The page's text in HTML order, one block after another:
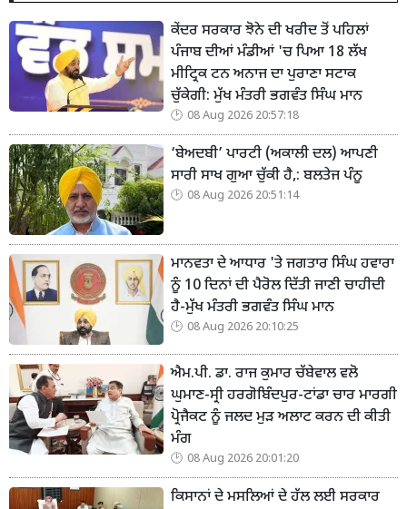
ਕੇਂਦਰ ਸਰਕਾਰ ਝੋਨੇ ਦੀ ਖਰੀਦ ਤੋਂ ਪਹਿਲਾਂ
ਪੰਜਾਬ ਦੀਆਂ ਮੰਡੀਆਂ 'ਚ ਪਿਆ 18 ਲੱਖ
ਮੀਟ੍ਰਿਕ ਟਨ ਅਨਾਜ ਦਾ ਪੁਰਾਣਾ ਸਟਾਕ
ਚੁੱਕੇਗੀ: ਮੁੱਖ ਮੰਤਰੀ ਭਗਵੰਤ ਸਿੰਘ ਮਾਨ
08 Aug 2026 20:57:18
‘ਬੇਅਦਬੀ’ ਪਾਰਟੀ (ਅਕਾਲੀ ਦਲ) ਆਪਣੀ
ਸਾਰੀ ਸਾਖ ਗੁਆ ਚੁੱਕੀ ਹੈ,: ਬਲਤੇਜ ਪੰਨੂ
08 Aug 2026 20:51:14
ਮਾਨਵਤਾ ਦੇ ਆਧਾਰ 'ਤੇ ਜਗਤਾਰ ਸਿੰਘ ਹਵਾਰਾ
ਨੂੰ 10 ਦਿਨਾਂ ਦੀ ਪੈਰੋਲ ਦਿੱਤੀ ਜਾਣੀ ਚਾਹੀਦੀ
ਹੈ-ਮੁੱਖ ਮੰਤਰੀ ਭਗਵੰਤ ਸਿੰਘ ਮਾਨ
08 Aug 2026 20:10:25
ਐਮ.ਪੀ. ਡਾ. ਰਾਜ ਕੁਮਾਰ ਚੱਬੇਵਾਲ ਵਲੋ
ਘੁਮਾਣ-ਸ੍ਰੀ ਹਰਗੋਬਿੰਦਪੁਰ-ਟਾਂਡਾ ਚਾਰ ਮਾਰਗੀ
ਪ੍ਰੋਜੈਕਟ ਨੂੰ ਜਲਦ ਮੁੜ ਅਲਾਟ ਕਰਨ ਦੀ ਕੀਤੀ
ਮੰਗ
08 Aug 2026 20:01:20
ਕਿਸਾਨਾਂ ਦੇ ਮਸਲਿਆਂ ਦੇ ਹੱਲ ਲਈ ਸਰਕਾਰ